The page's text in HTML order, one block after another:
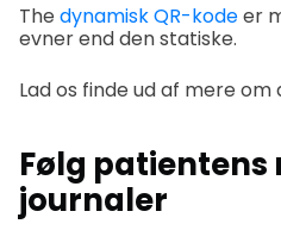
The dynamisk QR-kodeer
evner end den statiske.
Lad os finde ud af mere
Følg patientens
journaler